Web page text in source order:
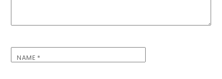
NAME *